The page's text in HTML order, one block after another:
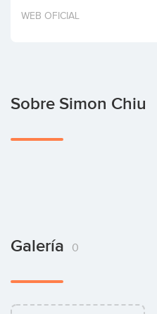
Invertir
WEB OFICIAL
Sobre Simon Chiu
Galería 0